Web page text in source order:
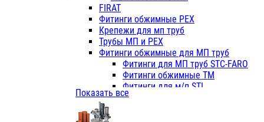
Фитинги ПП белые
Фитинги ПП белые
Фитинги ППс металл.белые
VALFEX
Трубы PE-RT
Трубы ПП водопровод белые
Трубы ПП водопровод серые
Трубы армированные
Трубы армированные
FIRAT
Фитинги обжимные PEX
Крепежи для мп труб
Трубы МП и PEX
Фитинги обжимные для МП труб
Фитинги для МП труб STC-FARO
Фитинги обжимные ТМ
Фитинги для м/п STI
Фитинги для МП труб TITAN
Показать все